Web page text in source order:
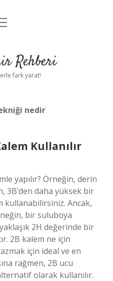
Rehberi
fark yarat!
nedir
Kullanılır
yapılır? Örneğin, derin
3B’den daha yüksek bir
kullanabilirsiniz. Ancak,
bir suluboya
2H değerinde bir
2B kalem ne için
için ideal ve en
rağmen, 2B ucu
olarak kullanılır.